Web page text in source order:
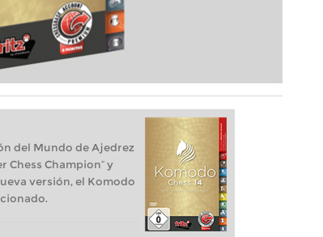
del Mundo de Ajedrez
Chess Champion“ y
versión, el Komodo